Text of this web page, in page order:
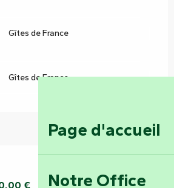
Page d'accueil
Notre Office
Gîtes de France
Gîtes de France
€